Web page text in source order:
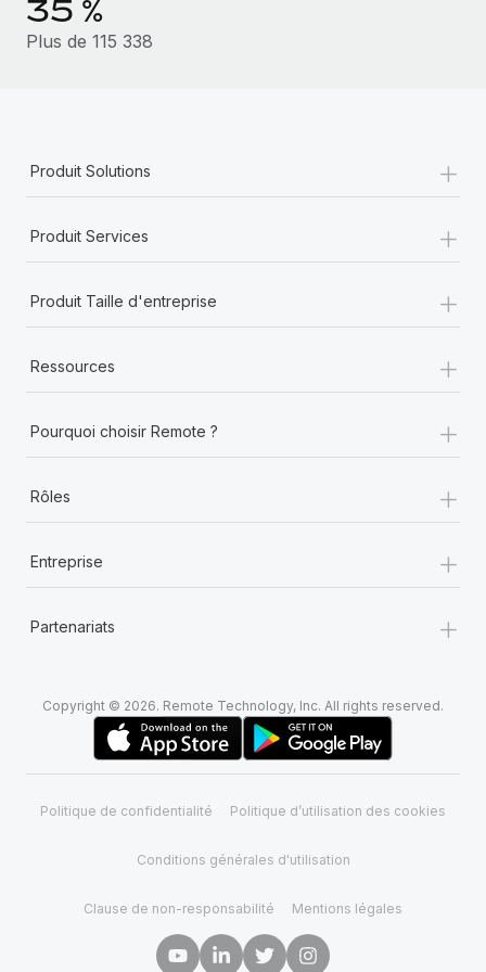
En savoir plus
35 %
Plus de 115 338
Produit Solutions +
Produit Services +
Produit Taille d'entreprise +
Ressources +
Pourquoi choisir Remote ? +
Rôles +
Entreprise +
Partenariats +
Copyright © 2026. Remote Technology, Inc. All rights reserved.
Politique de confidentialité Politique d’utilisation des cookies
Conditions générales d'utilisation
Clause de non-responsabilité Mentions légales